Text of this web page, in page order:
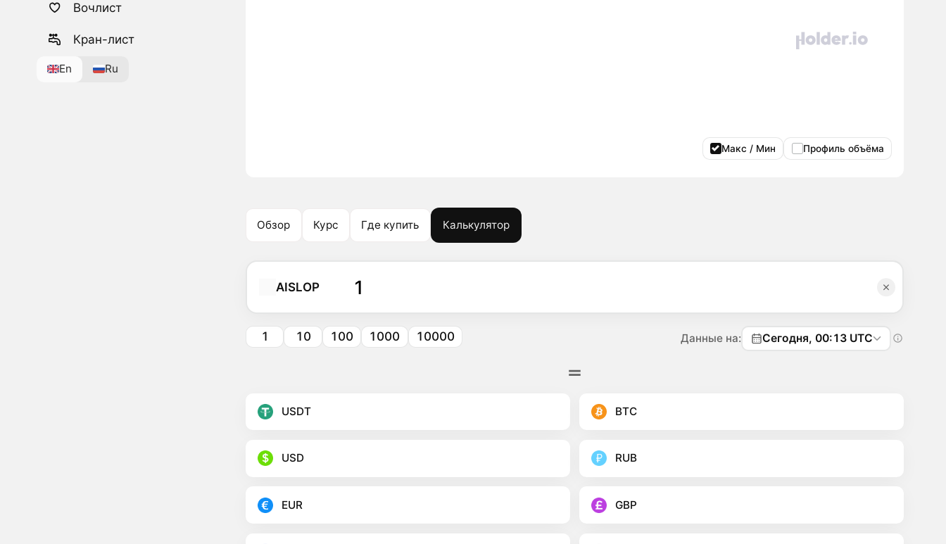
Вочлист
Кран-лист
En Ru
Макс / Мин Профиль объёма
Обзор Курс Где купить Калькулятор
AISLOP
1 10 100 1000 10000 Данные на: Сегодня, 00:13 UTC
USDT BTC
USD RUB
EUR GBP